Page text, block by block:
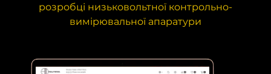
розробці низьковольтної контрольно-
вимірювальної апаратури